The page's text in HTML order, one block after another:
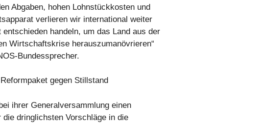
Abgaben, hohen Lohnstückkosten und
verlieren wir international weiter
handeln, um das Land aus der
Wirtschaftskrise herauszumanövrieren“
Bundessprecher.
gegen Stillstand
ihrer Generalversammlung einen
dringlichsten Vorschläge in die